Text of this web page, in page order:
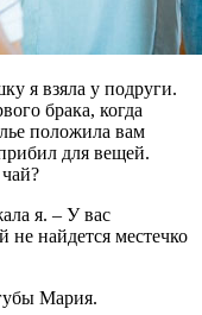
я взяла у подруги.
брака, когда
положила вам
для вещей.
я. – У вас
не найдется местечко
Мария.